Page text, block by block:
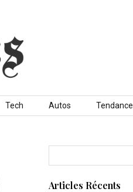
Tech Autos Tendance
Articles Récents